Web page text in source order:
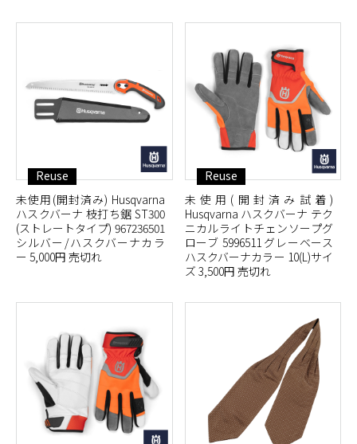
Reuse
未使用(開封済み) Husqvarna
ハスクバーナ 枝打ち鋸 ST300
(ストレートタイプ) 967236501
シルバー/ハスクバーナカラ
ー 5,000円 売切れ
Reuse
未使用(開封済み試着)
Husqvarna ハスクバーナ テク
ニカルライトチェンソープグ
ローブ 5996511 グレーベース
ハスクバーナカラー 10(L)サイ
ズ 3,500円 売切れ